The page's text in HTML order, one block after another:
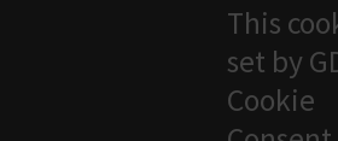
This
set by
Cookie